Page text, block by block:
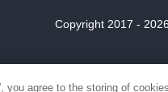
Copyright 2017 -
you agree to the storing of